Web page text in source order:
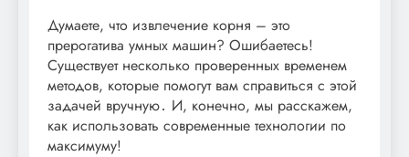
Думаете, что извлечение корня – это
прерогатива умных машин? Ошибаетесь!
Существует несколько проверенных временем
методов, которые помогут вам справиться с этой
задачей вручную․ И, конечно, мы расскажем,
как использовать современные технологии по
максимуму!